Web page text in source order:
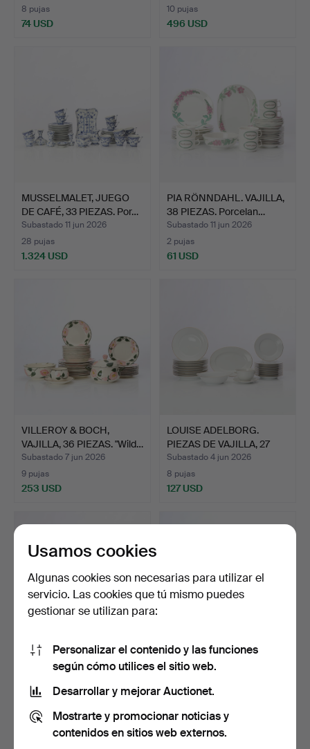
8 pujas
74 USD
10 pujas
496 USD
MUSSELMALET, JUEGO
DE CAFÉ, 33 PIEZAS. Por…
Subastado 11 jun 2026
28 pujas
1.324 USD
PIA RÖNNDAHL. VAJILLA,
38 PIEZAS. Porcelan…
Subastado 11 jun 2026
2 pujas
61 USD
VILLEROY & BOCH,
VAJILLA, 36 PIEZAS. "Wild…
Subastado 7 jun 2026
9 pujas
253 USD
LOUISE ADELBORG.
PIEZAS DE VAJILLA, 27
UDS…
Subastado 4 jun 2026
8 pujas
127 USD
ROYAL COPENHAGEN,
JUEGO DE CAFÉ, 24
PIEZAS…
Subastado 4 jun 2026
32 USD
JENS QUISTGAARD.
PIEZAS.…
Subastado 4 jun 2026
144 USD
Usamos cookies
Algunas cookies son necesarias para utilizar el
servicio. Las cookies que tú mismo puedes
gestionar se utilizan para:
Personalizar el contenido y las funciones
según cómo utilices el sitio web.
Desarrollar y mejorar Auctionet.
Mostrarte y promocionar noticias y
contenidos en sitios web externos.